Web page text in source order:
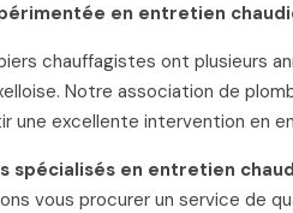
en entretien
chauffagistes ont plusieurs
Notre association de
une excellente intervention en
spécialisés en entretien
vous procurer un service de